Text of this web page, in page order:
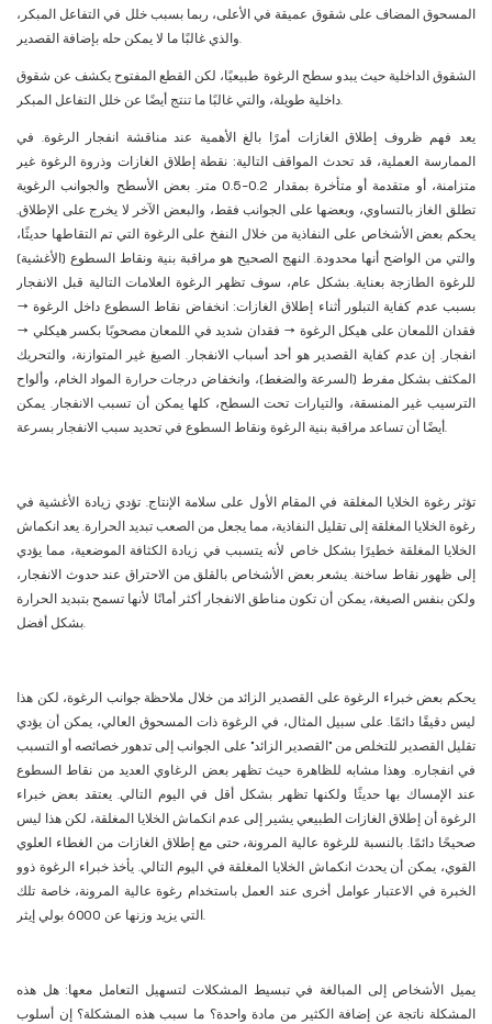
المسحوق المضاف على شقوق عميقة في الأعلى، ربما بسبب خلل في التفاعل المبكر،
والذي غالبًا ما لا يمكن حله بإضافة القصدير.
الشقوق الداخلية حيث يبدو سطح الرغوة طبيعيًا، لكن القطع المفتوح يكشف عن شقوق
داخلية طويلة، والتي غالبًا ما تنتج أيضًا عن خلل التفاعل المبكر.
يعد فهم ظروف إطلاق الغازات أمرًا بالغ الأهمية عند مناقشة انفجار الرغوة. في
الممارسة العملية، قد تحدث المواقف التالية: نقطة إطلاق الغازات وذروة الرغوة غير
متزامنة، أو متقدمة أو متأخرة بمقدار 0.2-0.5 متر. بعض الأسطح والجوانب الرغوية
تطلق الغاز بالتساوي، وبعضها على الجوانب فقط، والبعض الآخر لا يخرج على الإطلاق.
يحكم بعض الأشخاص على النفاذية من خلال النفخ على الرغوة التي تم التقاطها حديثًا،
والتي من الواضح أنها محدودة. النهج الصحيح هو مراقبة بنية ونقاط السطوع (الأغشية)
للرغوة الطازجة بعناية. بشكل عام، سوف تظهر الرغوة العلامات التالية قبل الانفجار
بسبب عدم كفاية التبلور أثناء إطلاق الغازات: انخفاض نقاط السطوع داخل الرغوة →
فقدان اللمعان على هيكل الرغوة → فقدان شديد في اللمعان مصحوبًا بكسر هيكلي →
انفجار. إن عدم كفاية القصدير هو أحد أسباب الانفجار. الصيغ غير المتوازنة، والتحريك
المكثف بشكل مفرط (السرعة والضغط)، وانخفاض درجات حرارة المواد الخام، وألواح
الترسيب غير المنسقة، والتيارات تحت السطح، كلها يمكن أن تسبب الانفجار. يمكن
أيضًا أن تساعد مراقبة بنية الرغوة ونقاط السطوع في تحديد سبب الانفجار بسرعة.
تؤثر رغوة الخلايا المغلقة في المقام الأول على سلامة الإنتاج. تؤدي زيادة الأغشية في
رغوة الخلايا المغلقة إلى تقليل النفاذية، مما يجعل من الصعب تبديد الحرارة. يعد انكماش
الخلايا المغلقة خطيرًا بشكل خاص لأنه يتسبب في زيادة الكثافة الموضعية، مما يؤدي
إلى ظهور نقاط ساخنة. يشعر بعض الأشخاص بالقلق من الاحتراق عند حدوث الانفجار،
ولكن بنفس الصيغة، يمكن أن تكون مناطق الانفجار أكثر أمانًا لأنها تسمح بتبديد الحرارة
بشكل أفضل.
يحكم بعض خبراء الرغوة على القصدير الزائد من خلال ملاحظة جوانب الرغوة، لكن هذا
ليس دقيقًا دائمًا. على سبيل المثال، في الرغوة ذات المسحوق العالي، يمكن أن يؤدي
تقليل القصدير للتخلص من "القصدير الزائد" على الجوانب إلى تدهور خصائصه أو التسبب
في انفجاره. وهذا مشابه للظاهرة حيث تظهر بعض الرغاوي العديد من نقاط السطوع
عند الإمساك بها حديثًا ولكنها تظهر بشكل أقل في اليوم التالي. يعتقد بعض خبراء
الرغوة أن إطلاق الغازات الطبيعي يشير إلى عدم انكماش الخلايا المغلقة، لكن هذا ليس
صحيحًا دائمًا. بالنسبة للرغوة عالية المرونة، حتى مع إطلاق الغازات من الغطاء العلوي
القوي، يمكن أن يحدث انكماش الخلايا المغلقة في اليوم التالي. يأخذ خبراء الرغوة ذوو
الخبرة في الاعتبار عوامل أخرى عند العمل باستخدام رغوة عالية المرونة، خاصة تلك
التي يزيد وزنها عن 6000 بولي إيثر.
يميل الأشخاص إلى المبالغة في تبسيط المشكلات لتسهيل التعامل معها: هل هذه
المشكلة ناتجة عن إضافة الكثير من مادة واحدة؟ ما سبب هذه المشكلة؟ إن أسلوب